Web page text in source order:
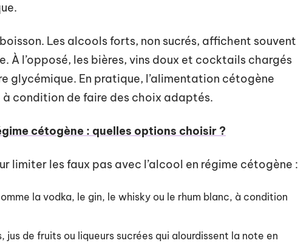
Les alcools forts, non sucrés, affichent souvent
À l’opposé, les bières, vins doux et cocktails chargés
glycémique. En pratique, l’alimentation cétogène
condition de faire des choix adaptés.
cétogène : quelles options choisir ?
limiter les faux pas avec l’alcool en régime cétogène :
la vodka, le gin, le whisky ou le rhum blanc, à condition
jus de fruits ou liqueurs sucrées qui alourdissent la note en